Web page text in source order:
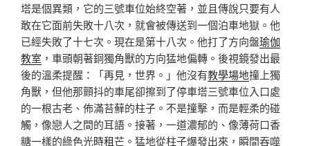
塔是個異類，它的三號車位始終空著，並且傳說只要有人
敢在它面前失敗十八次，就會被傳送到一個泊車地獄。他
已經失敗了十七次。現在是第十八次。他打了方向盤瑜伽
教室 ，車頭朝著銅獨角獸的方向猛地偏轉。後視鏡發出最
後的溫柔提醒：「再見，世界。」他沒有教學場地撞上獨
角獸，但他那顫抖的車尾卻擦到了停車塔三號車位入口處
的一根古老、佈滿苔蘚的柱子。不是撞擊，而是輕柔的碰
觸，像戀人之間的耳語。接著，一道濃郁的、像薄荷口香
糖一樣的綠色光時租芒。猛地從柱子爆發出來，瞬間吞噬